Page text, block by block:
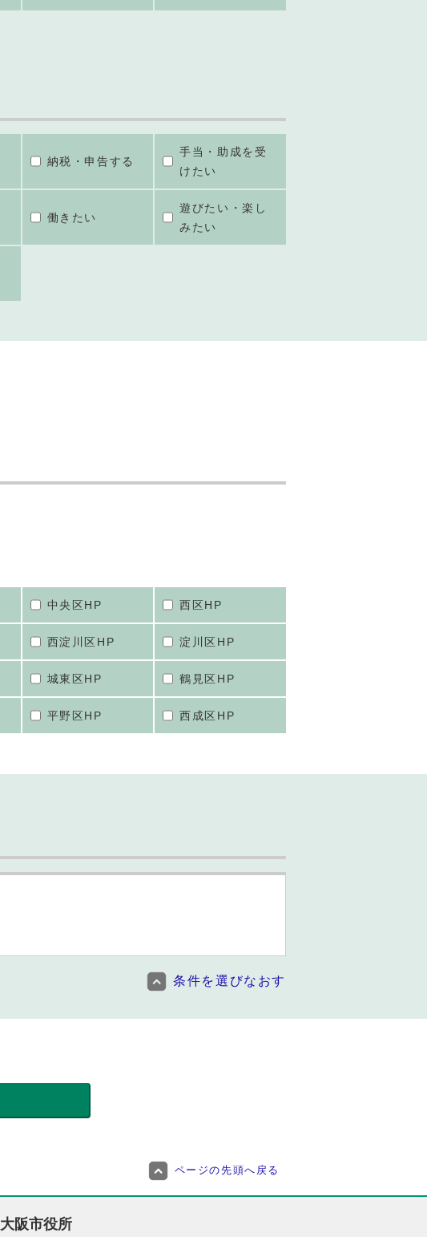
納税・申告する
手当・助成を受
けたい
働きたい
遊びたい・楽し
みたい
中央区HP 西区HP
西淀川区HP 淀川区HP
城東区HP 鶴見区HP
平野区HP 西成区HP
条件を選びなおす
ページの先頭へ戻る
大阪市役所